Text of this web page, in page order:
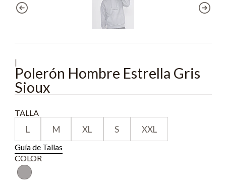
|
Polerón Hombre Estrella Gris
Sioux
TALLA
L M XL S XXL
Guía de Tallas
COLOR